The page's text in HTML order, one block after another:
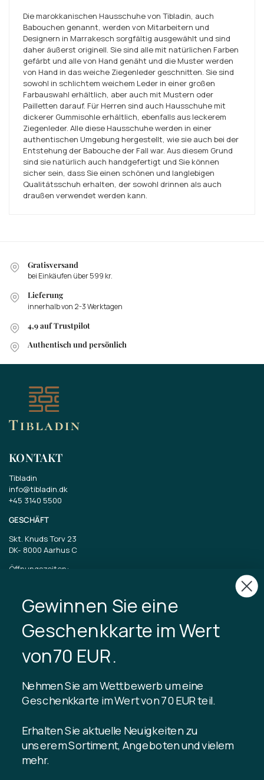
Die marokkanischen Hausschuhe von Tibladin, auch
Babouchen genannt, werden von Mitarbeitern und
Designern in Marrakesch sorgfältig ausgewählt und sind
daher äußerst originell. Sie sind alle mit natürlichen Farben
gefärbt und alle von Hand genäht und die Muster werden
von Hand in das weiche Ziegenleder geschnitten. Sie sind
sowohl in schlichtem weichem Leder in einer großen
Farbauswahl erhältlich, aber auch mit Mustern oder
Pailletten darauf. Für Herren sind auch Hausschuhe mit
dickerer Gummisohle erhältlich, ebenfalls aus leckerem
Ziegenleder. Alle diese Hausschuhe werden in einer
authentischen Umgebung hergestellt, wie sie auch bei der
Entstehung der Babouche der Fall war. Aus diesem Grund
sind sie natürlich auch handgefertigt und Sie können
sicher sein, dass Sie einen schönen und langlebigen
Qualitätsschuh erhalten, der sowohl drinnen als auch
draußen verwendet werden kann.
Gratisversand
bei Einkäufen über 599 kr.
Lieferung
innerhalb von 2-3 Werktagen
4,9 auf Trustpilot
Authentisch und persönlich
KONTAKT
Tibladin
info@tibladin.dk
+45 3140 5500
GESCHÄFT
Skt. Knuds Torv 23
DK- 8000 Aarhus C
Öffnungszeiten:
CVR: 40875743
TIBLADIN
Über Tibladin
Nachhaltige Produktion
Kundenclub registrieren
Kontaktiere uns
INFORMATION
Gewinnen Sie eine
Geschenkkarte im Wert
von70 EUR.
Nehmen Sie am Wettbewerb um eine
Geschenkkarte im Wert von 70 EUR teil.
Erhalten Sie aktuelle Neuigkeiten zu
unserem Sortiment, Angeboten und vielem
mehr.